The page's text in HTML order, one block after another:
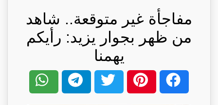
مفاجأة غير متوقعة.. شاهد
من ظهر بجوار يزيد: رأيكم
يهمنا